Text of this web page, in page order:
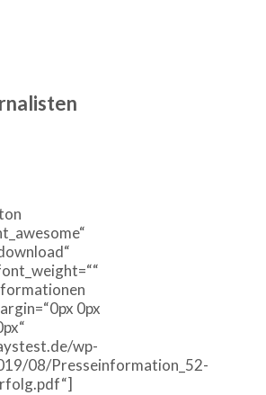
0px
wp-
08/Presseinformation_52-